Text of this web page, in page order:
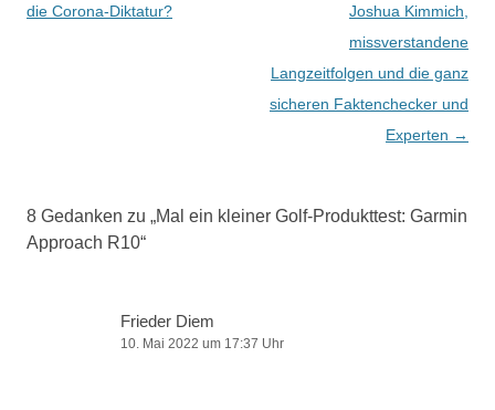
die Corona-Diktatur?
Joshua Kimmich,
missverstandene
Langzeitfolgen und die ganz
sicheren Faktenchecker und
Experten →
8 Gedanken zu „Mal ein kleiner Golf-Produkttest: Garmin
Approach R10“
Frieder Diem
10. Mai 2022 um 17:37 Uhr